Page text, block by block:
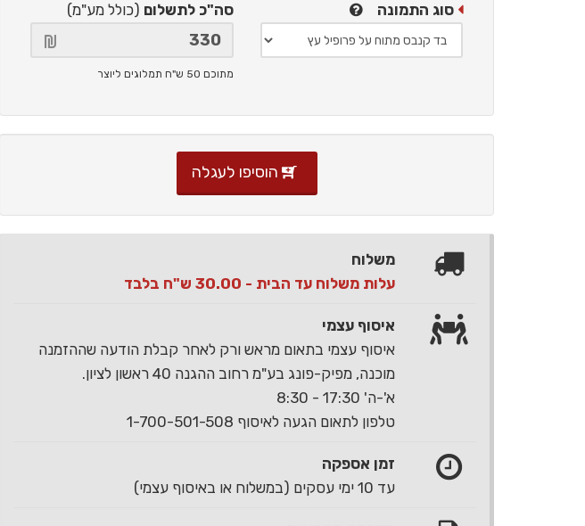
סוג התמונה סה"כ לתשלום (כולל מע"מ)
מתוכם 50 ש"ח תמלוגים ליוצר
הוסיפו לעגלה
משלוח
עלות משלוח עד הבית - 30.00 ש"ח בלבד
איסוף עצמי
איסוף עצמי בתאום מראש ורק לאחר קבלת הודעה שההזמנה
מוכנה, מפיק-פונג בע"מ רחוב ההגנה 40 ראשון לציון.
א'-ה' 17:30 - 8:30
טלפון לתאום הגעה לאיסוף 1-700-501-508
זמן אספקה
עד 10 ימי עסקים (במשלוח או באיסוף עצמי)